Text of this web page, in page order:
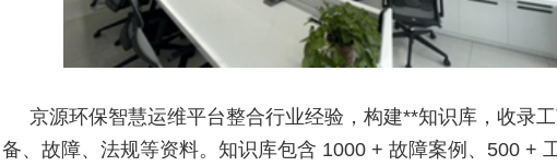
京源环保智慧运维平台整合行业经验，构建**知识库，收录
备、故障、法规等资料。知识库包含 1000 + 故障案例、500 +